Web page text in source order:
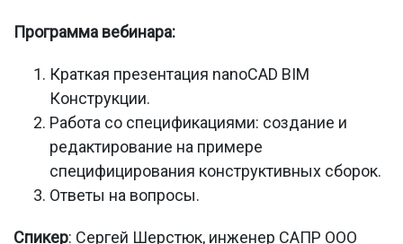
Программа вебинара:
Краткая презентация nanoCAD BIM
Конструкции.
Работа со спецификациями: создание и
редактирование на примере
специфицирования конструктивных сборок.
Ответы на вопросы.
Спикер: Сергей Шерстюк, инженер САПР ООО